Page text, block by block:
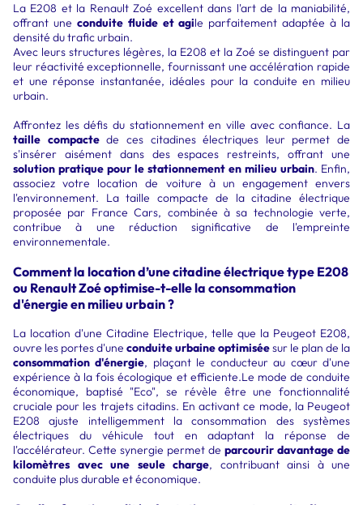
La E208 et la Renault Zoé excellent dans l'art de la maniabilité,
offrant une conduite fluide et agile parfaitement adaptée à la
densité du trafic urbain.
Avec leurs structures légères, la E208 et la Zoé se distinguent par
leur réactivité exceptionnelle, fournissant une accélération rapide
et une réponse instantanée, idéales pour la conduite en milieu
urbain.
Affrontez les défis du stationnement en ville avec confiance. La
taille compactede ces citadines électriques leur permet de
s'insérer aisément dans des espaces restreints, offrant une
solution pratique pour le stationnement en milieu urbain. Enfin,
associez votre location de voiture à un engagement envers
l'environnement. La taille compacte de la citadine électrique
proposée par France Cars, combinée à sa technologie verte,
contribue à une réduction significative de l'empreinte
environnementale.
Comment la location d’une citadine électrique type E208
ou Renault Zoé optimise-t-elle la consommation
d'énergie en milieu urbain ?
La location d'une Citadine Electrique, telle que la Peugeot E208,
ouvre les portes d'une conduite urbaine optimiséesur le plan de la
consommation d'énergie, plaçant le conducteur au cœur d'une
expérience à la fois écologique et efficiente.Le mode de conduite
économique, baptisé "Eco", se révèle être une fonctionnalité
cruciale pour les trajets citadins. En activant ce mode, la Peugeot
E208 ajuste intelligemment la consommation des systèmes
électriques du véhicule tout en adaptant la réponse de
l'accélérateur. Cette synergie permet de parcourir davantage de
kilomètres avec une seule charge, contribuant ainsi à une
conduite plus durable et économique.